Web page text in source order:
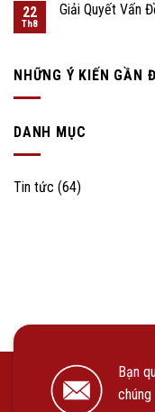
22
Th8
Giải Quyết Vấn
NHỮNG Ý KIẾN ​​GẦN
DANH MỤC
Tin tức (64)
Bạn
chúng